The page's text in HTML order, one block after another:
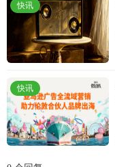
快讯
快讯